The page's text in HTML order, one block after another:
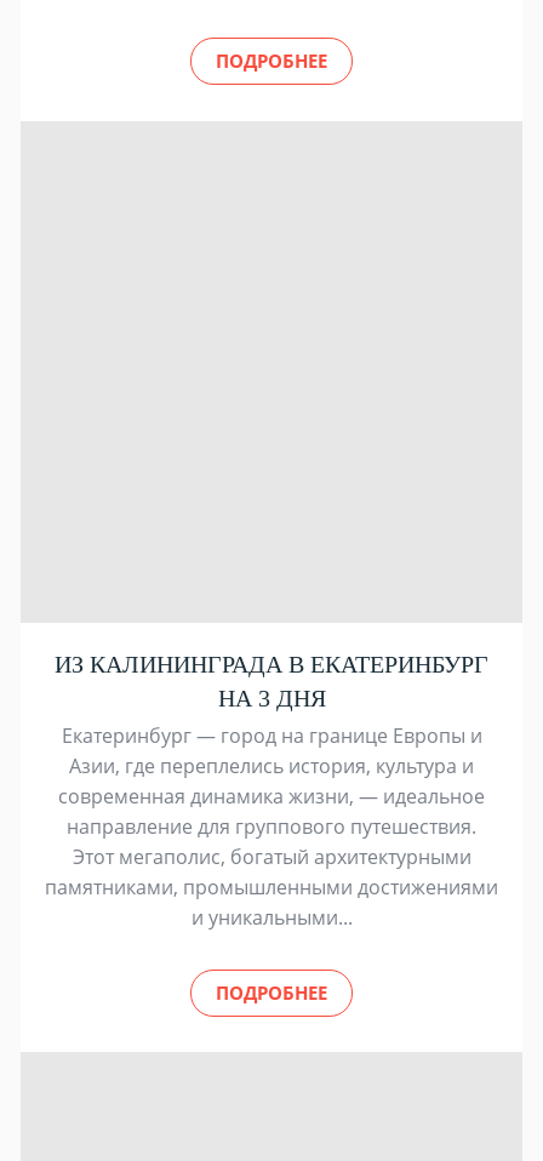
ПОДРОБНЕЕ
ИЗ КАЛИНИНГРАДА В ЕКАТЕРИНБУРГ
НА 3 ДНЯ
Екатеринбург — город на границе Европы и
Азии, где переплелись история, культура и
современная динамика жизни, — идеальное
направление для группового путешествия.
Этот мегаполис, богатый архитектурными
памятниками, промышленными достижениями
и уникальными...
ПОДРОБНЕЕ